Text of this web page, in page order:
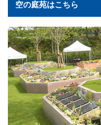
空の庭苑はこちら